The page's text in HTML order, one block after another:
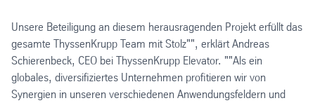
Unsere Beteiligung an diesem herausragenden Projekt erfüllt das
gesamte ThyssenKrupp Team mit Stolz"", erklärt Andreas
Schierenbeck, CEO bei ThyssenKrupp Elevator. ""Als ein
globales, diversifiziertes Unternehmen profitieren wir von
Synergien in unseren verschiedenen Anwendungsfeldern und